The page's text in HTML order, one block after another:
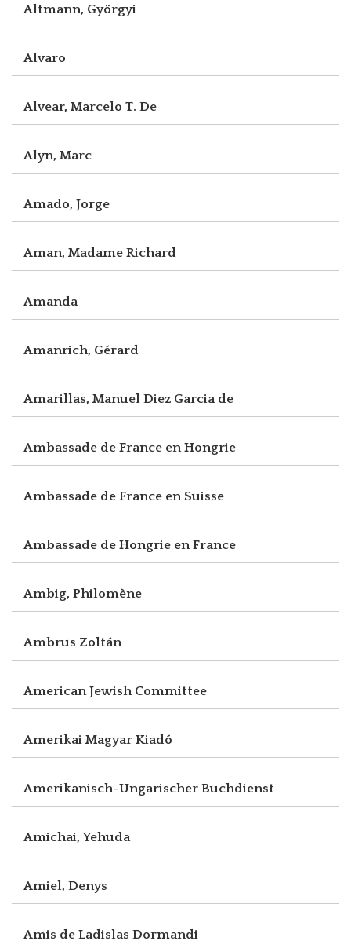
Altmann, Györgyi
Alvaro
Alvear, Marcelo T. De
Alyn, Marc
Amado, Jorge
Aman, Madame Richard
Amanda
Amanrich, Gérard
Amarillas, Manuel Diez Garcia de
Ambassade de France en Hongrie
Ambassade de France en Suisse
Ambassade de Hongrie en France
Ambig, Philomène
Ambrus Zoltán
American Jewish Committee
Amerikai Magyar Kiadó
Amerikanisch-Ungarischer Buchdienst
Amichai, Yehuda
Amiel, Denys
Amis de Ladislas Dormandi